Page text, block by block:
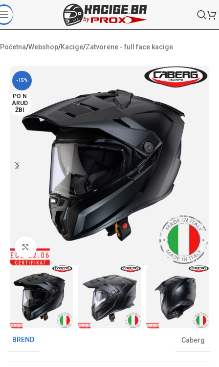
Početna/Webshop/Kacige/Zatvorene - full face kacige
-15%
PO N
ARUD
ŽBI
Klikni da uvećaš sliku
BREND Caberg